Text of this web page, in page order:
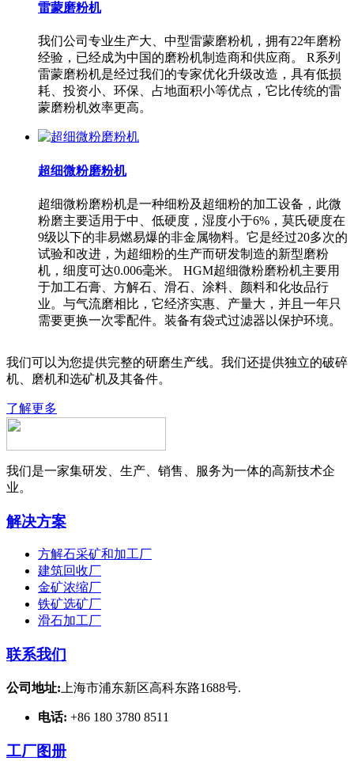
雷蒙磨粉机
我们公司专业生产大、中型雷蒙磨粉机，拥有22年磨粉
经验，已经成为中国的磨粉机制造商和供应商。 R系列
雷蒙磨粉机是经过我们的专家优化升级改造，具有低损
耗、投资小、环保、占地面积小等优点，它比传统的雷
蒙磨粉机效率更高。
超细微粉磨粉机
超细微粉磨粉机是一种细粉及超细粉的加工设备，此微
粉磨主要适用于中、低硬度，湿度小于6%，莫氏硬度在
9级以下的非易燃易爆的非金属物料。它是经过20多次的
试验和改进，为超细粉的生产而研发制造的新型磨粉
机，细度可达0.006毫米。 HGM超细微粉磨粉机主要用
于加工石膏、方解石、滑石、涂料、颜料和化妆品行
业。与气流磨相比，它经济实惠、产量大，并且一年只
需要更换一次零配件。装备有袋式过滤器以保护环境。
我们可以为您提供完整的研磨生产线。我们还提供独立的破碎
机、磨机和选矿机及其备件。
了解更多
我们是一家集研发、生产、销售、服务为一体的高新技术企
业。
解决方案
方解石采矿和加工厂
建筑回收厂
金矿浓缩厂
铁矿选矿厂
滑石加工厂
联系我们
公司地址: 上海市浦东新区高科东路1688号.
电话: +86 180 3780 8511
工厂图册